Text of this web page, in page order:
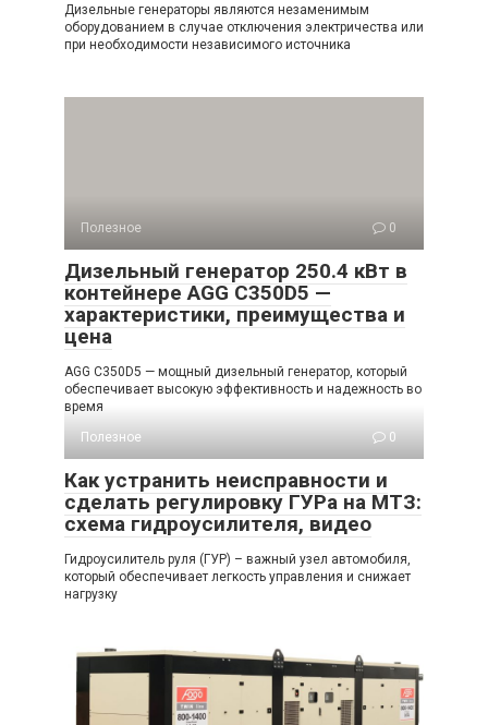
Дизельные генераторы являются незаменимым
оборудованием в случае отключения электричества или
при необходимости независимого источника
Полезное 0
Дизельный генератор 250.4 кВт в
контейнере AGG C350D5 —
характеристики, преимущества и
цена
AGG C350D5 — мощный дизельный генератор, который
обеспечивает высокую эффективность и надежность во
время
Полезное
0
Как устранить неисправности и
сделать регулировку ГУРа на МТЗ:
схема гидроусилителя, видео
Гидроусилитель руля (ГУР) – важный узел автомобиля,
который обеспечивает легкость управления и снижает
нагрузку